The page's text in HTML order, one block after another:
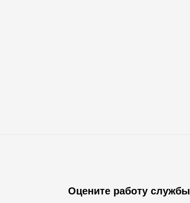
Оцените работу службы